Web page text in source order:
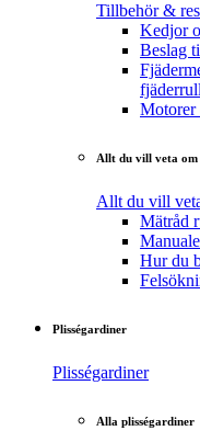
Tillbehör &
Kedjor
Beslag
Motorer
Allt du vill veta
Allt du vill
Mätråd
Hur du
Plisségardiner
Plisségardiner
Alla plisségardiner